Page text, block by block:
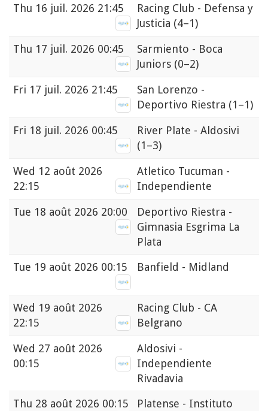
Thu 16 juil. 2026 21:45
Racing Club - Defensa y
Justicia (4–1)
Thu 17 juil. 2026 00:45
Sarmiento - Boca
Juniors (0–2)
Fri 17 juil. 2026 21:45
San Lorenzo -
Deportivo Riestra (1–1)
Fri 18 juil. 2026 00:45
River Plate - Aldosivi
(1–3)
Wed 12 août 2026
22:15
Atletico Tucuman -
Independiente
Tue 18 août 2026 20:00
Deportivo Riestra -
Gimnasia Esgrima La
Plata
Tue 19 août 2026 00:15 Banfield - Midland
Wed 19 août 2026
22:15
Racing Club - CA
Belgrano
Wed 27 août 2026
00:15
Aldosivi -
Independiente
Rivadavia
Thu 28 août 2026 00:15
Platense - Instituto